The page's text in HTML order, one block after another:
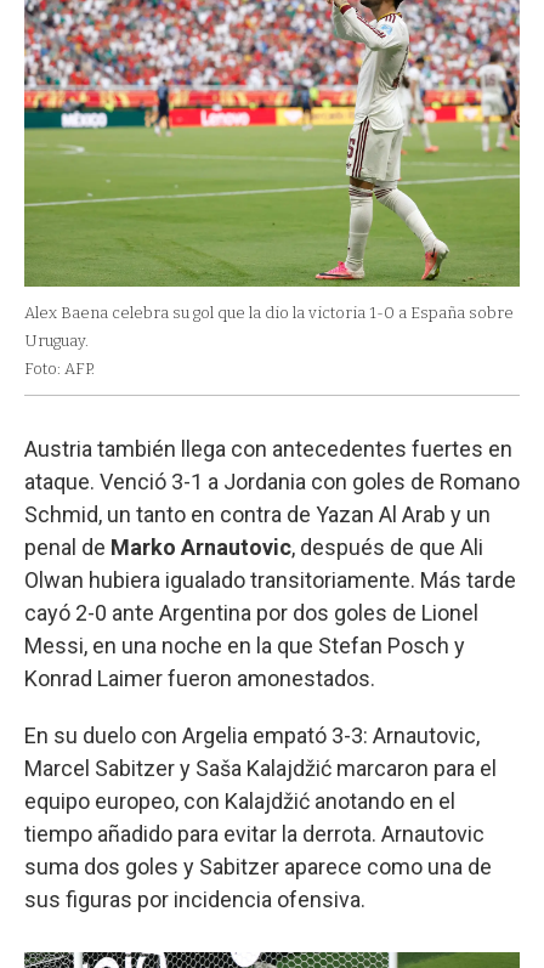
Alex Baena celebra su gol que la dio la victoria 1-0 a España sobre
Uruguay.
Foto: AFP.
Austria también llega con antecedentes fuertes en
ataque. Venció 3-1 a Jordania con goles de Romano
Schmid, un tanto en contra de Yazan Al Arab y un
penal de Marko Arnautovic, después de que Ali
Olwan hubiera igualado transitoriamente. Más tarde
cayó 2-0 ante Argentina por dos goles de Lionel
Messi, en una noche en la que Stefan Posch y
Konrad Laimer fueron amonestados.
En su duelo con Argelia empató 3-3: Arnautovic,
Marcel Sabitzer y Saša Kalajdžić marcaron para el
equipo europeo, con Kalajdžić anotando en el
tiempo añadido para evitar la derrota. Arnautovic
suma dos goles y Sabitzer aparece como una de
sus figuras por incidencia ofensiva.